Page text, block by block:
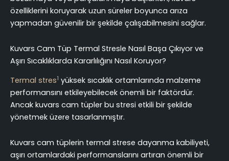
özelliklerini koruyarak uzun süreler boyunca arıza
yapmadan güvenilir bir şekilde çalışabilmesini sağlar.
Kuvars Cam Tüp Termal Stresle Nasıl Başa Çıkıyor ve
Aşırı Sıcaklıklarda Kararlılığını Nasıl Koruyor?
Termal stres1 yüksek sıcaklık ortamlarında malzeme
performansını etkileyebilecek önemli bir faktördür.
Ancak kuvars cam tüpler bu stresi etkili bir şekilde
yönetmek üzere tasarlanmıştır.
Kuvars cam tüplerin termal strese dayanma kabiliyeti,
aşırı ortamlardaki performanslarını artıran önemli bir